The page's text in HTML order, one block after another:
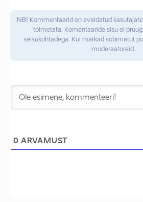
NB! Kommentaarid on avaldatud
toimetata. Komentaaride sisu ei
seisukohtadega. Kui märkad sobimatut
moderaatoreid.
0 ARVAMUST